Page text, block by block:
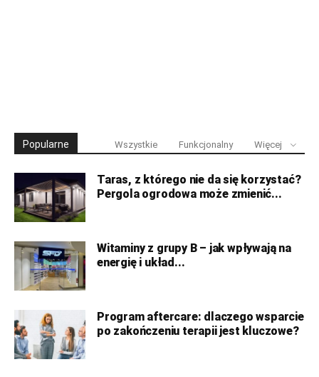
Popularne Wszystkie Funkcjonalny Więcej
Taras, z którego nie da się korzystać?
Pergola ogrodowa może zmienić...
Witaminy z grupy B – jak wpływają na
energię i układ...
Program aftercare: dlaczego wsparcie
po zakończeniu terapii jest kluczowe?